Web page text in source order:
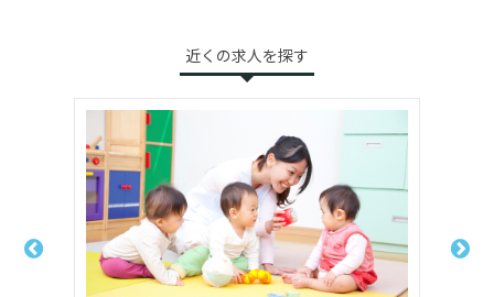
近くの求人を探す